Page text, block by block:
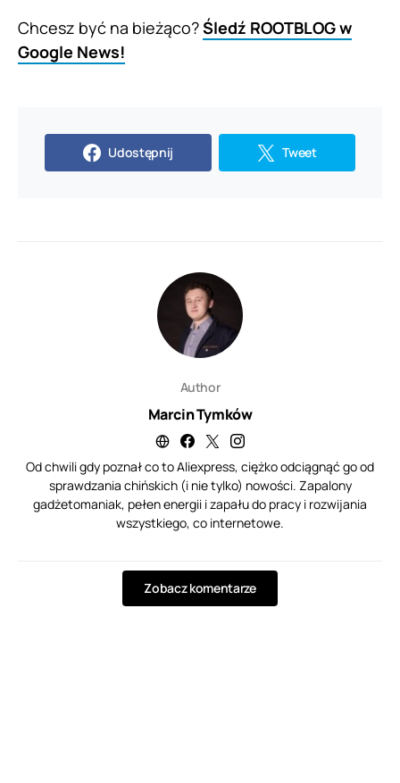
Chcesz być na bieżąco?Śledź ROOTBLOG w
Google News!
Udostępnij Tweet
Author
Marcin Tymków
Od chwili gdy poznał co to Aliexpress, ciężko odciągnąć go od
sprawdzania chińskich (i nie tylko) nowości. Zapalony
gadżetomaniak, pełen energii i zapału do pracy i rozwijania
wszystkiego, co internetowe.
Zobacz komentarze